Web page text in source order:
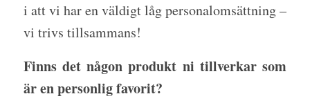
i att vi har en väldigt låg personalomsättning –
vi trivs tillsammans!
Finns det någon produkt ni tillverkar som
är en personlig favorit?